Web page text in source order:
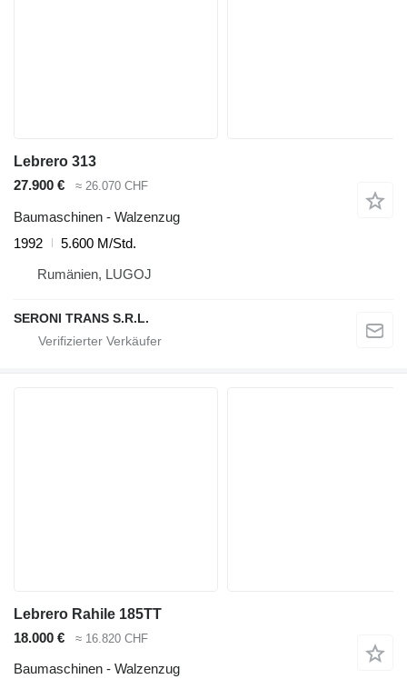
Lebrero 313
27.900 €
≈ 26.070 CHF
Baumaschinen - Walzenzug
1992
5.600 M/Std.
Rumänien, LUGOJ
SERONI TRANS S.R.L.
Lebrero Rahile 185TT
18.000 €
≈ 16.820 CHF
Baumaschinen - Walzenzug